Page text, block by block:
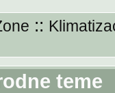
::
teme